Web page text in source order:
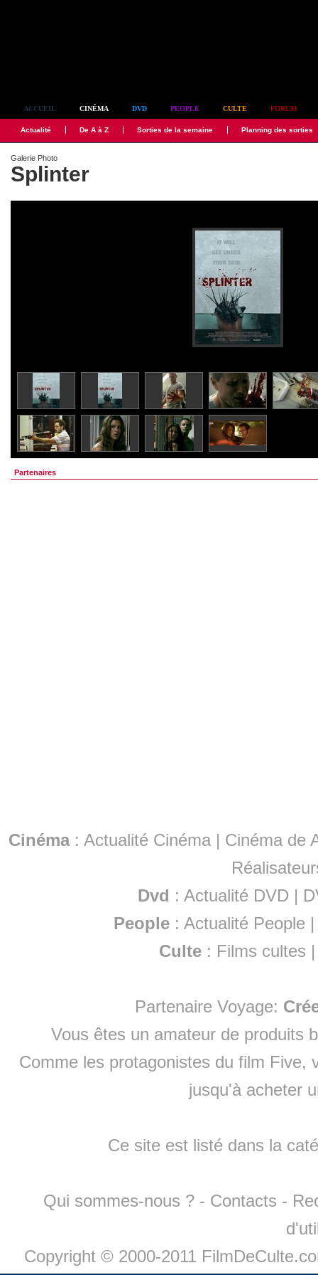
ACCUEIL CINÉMA DVD PEOPLE CULTE FORUM
Actualité De A à Z Sorties de la semaine Planning des sorties
Galerie Photo
Splinter
Partenaires
Cinéma: Actualité Cinéma | Cinéma de
Dvd : Actualité DVD |
People :Actualité People
Culte : Films cultes
Partenaire Voyage:
Vous êtes un amateur de produits
Comme les protagonistes du film Five,
jusqu'à acheter
Ce site est listé dans la
Qui sommes-nous ? - Contacts -
Copyright © 2000-2011